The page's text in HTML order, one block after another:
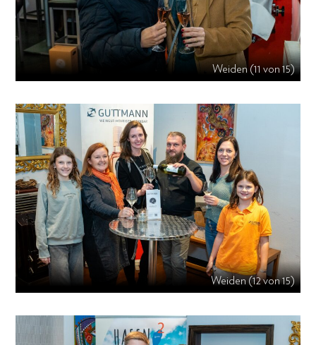
Weiden (11 von 15)
Weiden (12 von 15)